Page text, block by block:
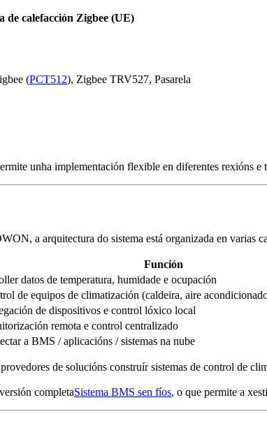
de calefacción Zigbee (UE)
(PCT512), Zigbee TRV527, Pasarela
unha implementación flexible en diferentes rexións e
a arquitectura do sistema está organizada en varias
Función
datos de temperatura, humidade e ocupación
de equipos de climatización (caldeira, aire
de dispositivos e control lóxico local
remota e control centralizado
a BMS / aplicacións / sistemas na nube
de solucións construír sistemas de control de
completaSistema BMS sen fíos, o que permite a